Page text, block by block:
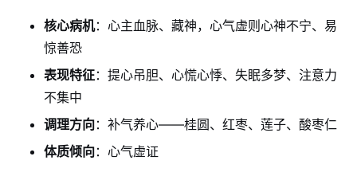
核心病机：心主血脉、藏神，心气虚则心神不宁、易
惊善恐
表现特征：提心吊胆、心慌心悸、失眠多梦、注意力
不集中
调理方向：补气养心——桂圆、红枣、莲子、酸枣仁
体质倾向：心气虚证